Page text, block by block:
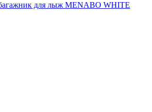
для лыж MENABO WHITE